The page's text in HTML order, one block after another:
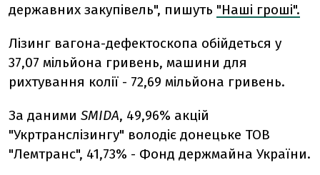
державних закупівель", пишуть "Наші гроші".
Лізинг вагона-дефектоскопа обійдеться у
37,07 мільйона гривень, машини для
рихтування колії - 72,69 мільйона гривень.
За даними SMIDA, 49,96% акцій
"Укртранслізингу" володіє донецьке ТОВ
"Лемтранс", 41,73% - Фонд держмайна України.